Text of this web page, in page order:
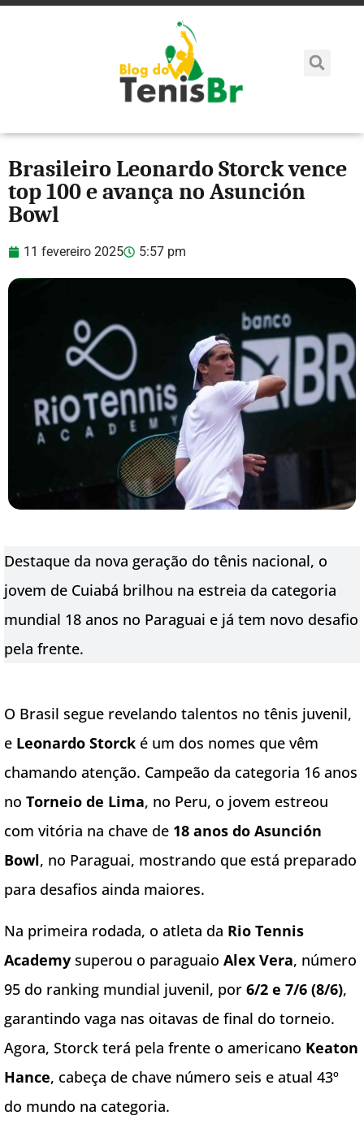
Brasileiro Leonardo Storck vence
top 100 e avança no Asunción
Bowl
11 fevereiro 2025 5:57 pm
Destaque da nova geração do tênis nacional, o
jovem de Cuiabá brilhou na estreia da categoria
mundial 18 anos no Paraguai e já tem novo desafio
pela frente.
O Brasil segue revelando talentos no tênis juvenil,
e Leonardo Storck é um dos nomes que vêm
chamando atenção. Campeão da categoria 16 anos
no Torneio de Lima, no Peru, o jovem estreou
com vitória na chave de 18 anos do Asunción
Bowl, no Paraguai, mostrando que está preparado
para desafios ainda maiores.
Na primeira rodada, o atleta da Rio Tennis
Academy superou o paraguaio Alex Vera, número
95 do ranking mundial juvenil, por 6/2 e 7/6 (8/6),
garantindo vaga nas oitavas de final do torneio.
Agora, Storck terá pela frente o americano Keaton
Hance, cabeça de chave número seis e atual 43º
do mundo na categoria.